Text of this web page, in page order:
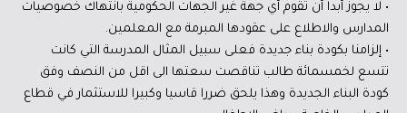
• لا يجوز أبدا أن تقوم أي جهة غير الجهات الحكومية بانتهاك خصوصيات
المدارس والاطلاع على عقودها المبرمة مع المعلمين.
• إلزامنا بكودة بناء جديدة فعلى سبيل المثال المدرسة التي كانت
تتسع لخمسمائة طالب تناقصت سعتها الى اقل من النصف وفق
كودة البناء الجديدة وهذا يلحق ضررا قاسيا وكبيرا للاستثمار في قطاع